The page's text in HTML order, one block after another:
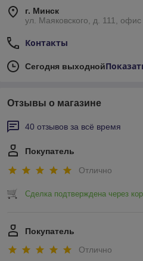
г. Минск
ул. Маяковского, д. 111,
Контакты
Сегодня выходной
Отзывы о магазине
40 отзывов за всё время
Покупатель
Отлично
Сделка подтверждена через
Покупатель
Отлично